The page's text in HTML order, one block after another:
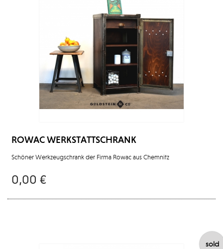
ROWAC WERKSTATTSCHRANK
Schöner Werkzeugschrank der Firma Rowac aus Chemnitz
0,00 €
sold